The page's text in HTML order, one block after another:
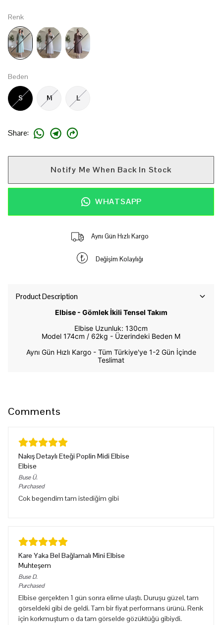
Renk
Beden
S M L
Share:
Notify Me When Back In Stock
WHATSAPP
Aynı Gün Hızlı Kargo
Değişim Kolaylığı
Product Description
Elbise - Gömlek İkili Tensel Takım
Elbise Uzunluk: 130cm
Model 174cm / 62kg - Üzerindeki Beden M
Aynı Gün Hızlı Kargo - Tüm Türkiye'ye 1-2 Gün İçinde
Teslimat
Comments
Nakış Detaylı Eteği Poplin Midi Elbise
Elbise
Buse Ü.
Purchased
Cok begendim tam istediğim gibi
Kare Yaka Bel Bağlamalı Mini Elbise
Muhteşem
Buse D.
Purchased
Elbise gerçekten 1 gün sonra elime ulaştı. Duruşu güzel, tam
görseldeki gibi de geldi. Tam bir fiyat performans ürünü. Renk
için korkmuştum o da tam görselde gözüktüğü gibiydi.